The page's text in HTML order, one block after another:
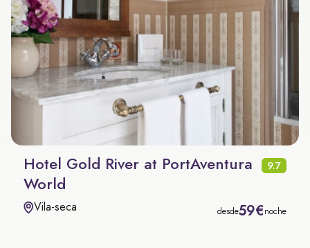
Hotel Gold River at PortAventura
World
9.7
Vila-seca desde59€noche